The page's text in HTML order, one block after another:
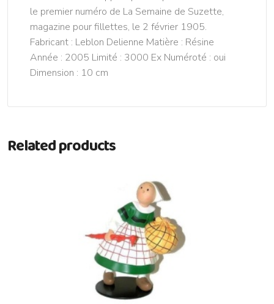
le premier numéro de La Semaine de Suzette,
magazine pour fillettes, le 2 février 1905.
Fabricant : Leblon Delienne Matière : Résine
Année : 2005 Limité : 3000 Ex Numéroté : oui
Dimension : 10 cm
Related products